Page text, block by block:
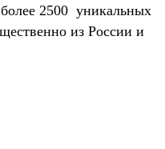
2500 уникальных
из России и